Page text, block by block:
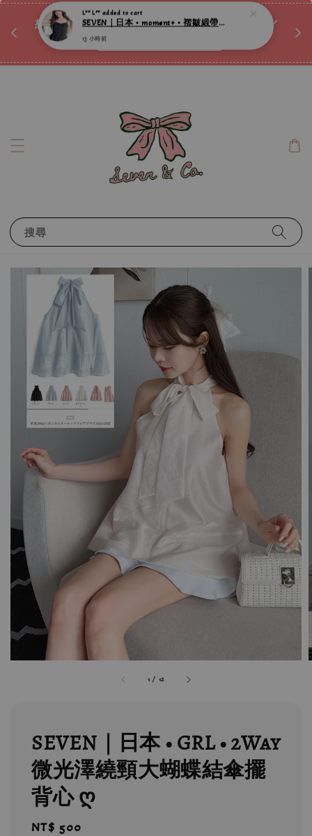
想訂製屬於自己的『水晶手鍊』嗎ꕀ♡ 私訊我們.ᐟ.ᐟ
📣Instagram 這邊按下去
搜尋
1 / 12
SEVEN｜日本 • GRL • 2Way
微光澤繞頸大蝴蝶結傘擺
背心 ღ
Regular
NT$ 500